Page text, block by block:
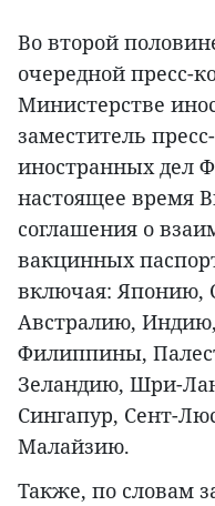
Во второй
очередной пресс-
Министерстве
заместитель
иностранных дел
настоящее время
соглашения о
вакцинных
включая: Японию,
Австралию,
Филиппины,
Зеландию, Шри-
Сингапур, Сент-
Малайзию.
Также, по словам